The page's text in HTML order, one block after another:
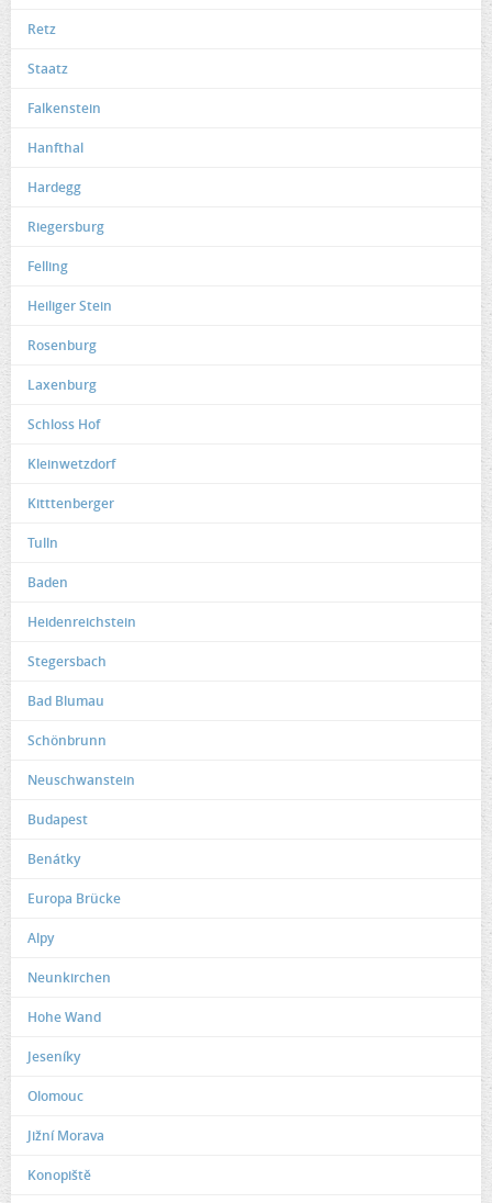
Retz
Staatz
Falkenstein
Hanfthal
Hardegg
Riegersburg
Felling
Heiliger Stein
Rosenburg
Laxenburg
Schloss Hof
Kleinwetzdorf
Kitttenberger
Tulln
Baden
Heidenreichstein
Stegersbach
Bad Blumau
Schönbrunn
Neuschwanstein
Budapest
Benátky
Europa Brücke
Alpy
Neunkirchen
Hohe Wand
Jeseníky
Olomouc
Jižní Morava
Konopiště